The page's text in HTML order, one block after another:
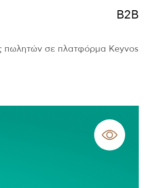
B2B
πωλητών σε πλατφόρμα Keyvos